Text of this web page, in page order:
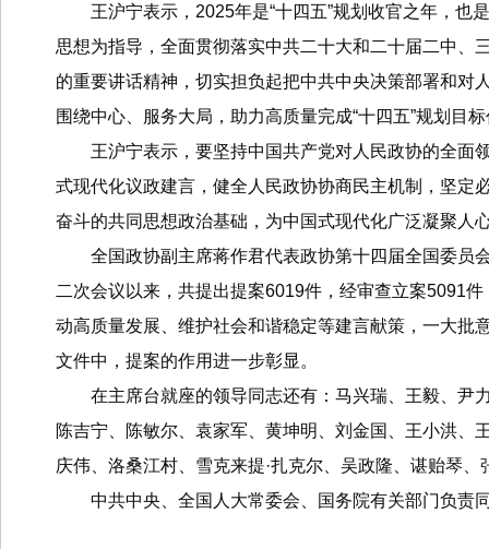
王沪宁表示，2025年是“十四五”规划收官之年，
思想为指导，全面贯彻落实中共二十大和二十届二中、
的重要讲话精神，切实担负起把中共中央决策部署和对
围绕中心、服务大局，助力高质量完成“十四五”规划目
王沪宁表示，要坚持中国共产党对人民政协的全面
式现代化议政建言，健全人民政协协商民主机制，坚定
奋斗的共同思想政治基础，为中国式现代化广泛凝聚人
全国政协副主席蒋作君代表政协第十四届全国委员
二次会议以来，共提出提案6019件，经审查立案5091
动高质量发展、维护社会和谐稳定等建言献策，一大批
文件中，提案的作用进一步彰显。
在主席台就座的领导同志还有：马兴瑞、王毅、尹
陈吉宁、陈敏尔、袁家军、黄坤明、刘金国、王小洪
庆伟、洛桑江村、雪克来提·扎克尔、吴政隆、谌贻琴、
中共中央、全国人大常委会、国务院有关部门负责